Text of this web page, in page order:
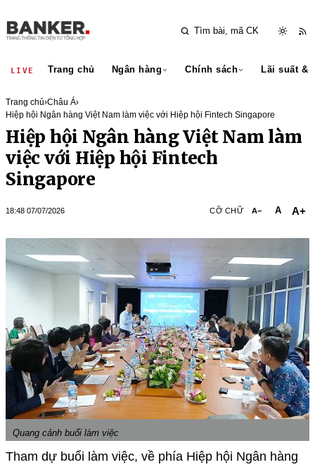
LIVE Trang chủ Ngân hàng Chính sách Lãi suất &
Trang chủ›Châu Á›
Hiệp hội Ngân hàng Việt Nam làm việc với Hiệp hội Fintech Singapore
Hiệp hội Ngân hàng Việt Nam làm
việc với Hiệp hội Fintech
Singapore
18:48 07/07/2026 CỠ CHỮ A− A A+
Quang cảnh buổi làm việc
Tham dự buổi làm việc, về phía Hiệp hội Ngân hàng